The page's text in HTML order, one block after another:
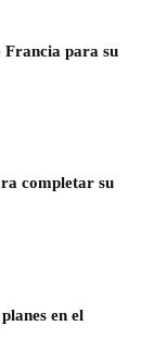
Francia para su
completar su
en el